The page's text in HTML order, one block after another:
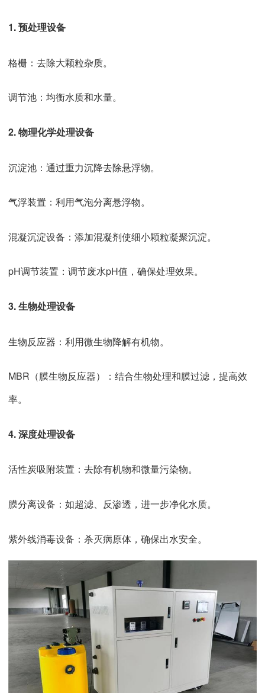
1. 预处理设备
格栅：去除大颗粒杂质。
调节池：均衡水质和水量。
2. 物理化学处理设备
沉淀池：通过重力沉降去除悬浮物。
气浮装置：利用气泡分离悬浮物。
混凝沉淀设备：添加混凝剂使细小颗粒凝聚沉淀。
pH调节装置：调节废水pH值，确保处理效果。
3. 生物处理设备
生物反应器：利用微生物降解有机物。
MBR（膜生物反应器）：结合生物处理和膜过滤，提高效
率。
4. 深度处理设备
活性炭吸附装置：去除有机物和微量污染物。
膜分离设备：如超滤、反渗透，进一步净化水质。
紫外线消毒设备：杀灭病原体，确保出水安全。